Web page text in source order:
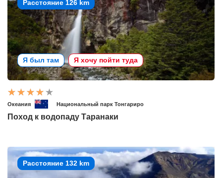
Расстояние 126 km
Я был там Я хочу пойти туда
Океания Национальный парк Тонгариро
Поход к водопаду Таранаки
Расстояние 132 km